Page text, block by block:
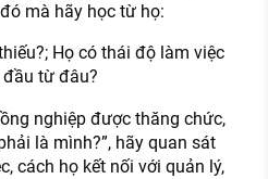
mà hãy học từ họ:
Họ có thái độ làm việc
từ đâu?
nghiệp được thăng chức,
là mình?”, hãy quan sát
cách họ kết nối với quản lý,